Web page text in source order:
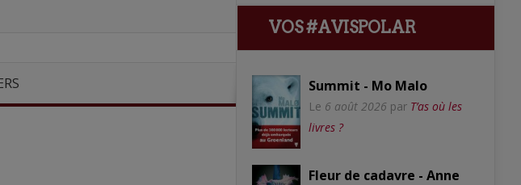
VOS #AVISPOLAR
Summit - Mo Malo
Le 6 août 2026 par T’as où les
livres ?
Fleur de cadavre - Anne